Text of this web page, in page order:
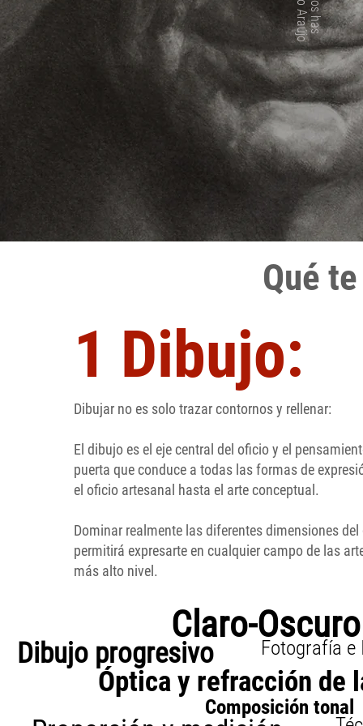
Qué
1 Dibujo:
Dibujar no es solo trazar contornos y rellenar:
El dibujo es el eje central del oficio y el
puerta que conduce a todas las formas de
el oficio artesanal hasta el arte conceptual.
Dominar realmente las diferentes dimensiones
permitirá expresarte en cualquier campo de las
más alto nivel.
Composición tonal
Claro-Oscuro
Dibujo progresivo
Óptica y refracción de
Fotografía e